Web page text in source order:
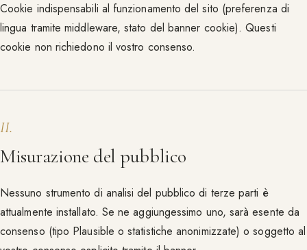
Cookie indispensabili al funzionamento del sito (preferenza di
lingua tramite middleware, stato del banner cookie). Questi
cookie non richiedono il vostro consenso.
II.
Misurazione del pubblico
Nessuno strumento di analisi del pubblico di terze parti è
attualmente installato. Se ne aggiungessimo uno, sarà esente da
consenso (tipo Plausible o statistiche anonimizzate) o soggetto al